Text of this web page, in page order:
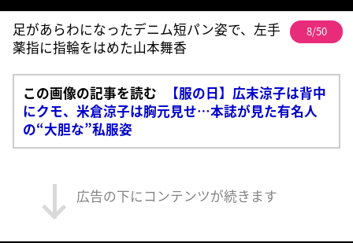
足があらわになったデニム短パン姿で、左手
薬指に指輪をはめた山本舞香
8/50
この画像の記事を読む
【服の日】広末涼子は背中
にクモ、米倉涼子は胸元見せ…本誌が見た有名人
の“大胆な”私服姿
広告の下にコンテンツが続きます